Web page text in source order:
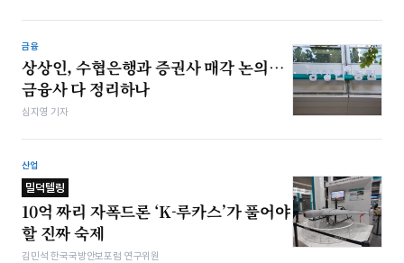
금융
상상인, 수협은행과 증권사 매각 논의…
금융사 다 정리하나
심지영 기자
산업
밀덕텔링
10억 짜리 자폭드론 ‘K-루카스’가 풀어야
할 진짜 숙제
김민석 한국국방안보포럼 연구위원